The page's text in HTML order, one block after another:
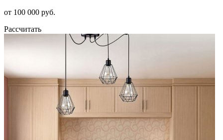
от 100 000 руб.
Рассчитать